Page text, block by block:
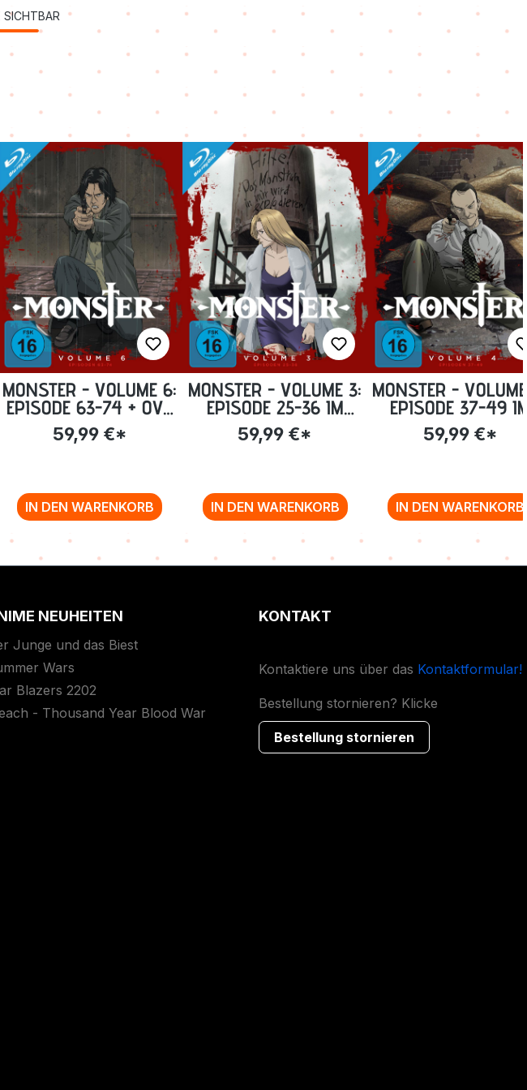
SICHTBAR
MONSTER - VOLUME 6:
EPISODE 63-74 + OVA
IM STEELBOOK [BLU-
RAY]
59,99 €*
IN DEN WARENKORB
MONSTER - VOLUME 3:
EPISODE 25-36 IM
STEELBOOK [BLU-RAY]
59,99 €*
IN DEN WARENKORB
MONSTER -
EPISODE 37-49
STEELBOOK [BLU-
59,99 €*
IN DEN WARENKORB
NEUHEITEN
Junge und das Biest
Wars
Blazers 2202
- Thousand Year Blood War
KONTAKT
Kontaktiere uns über das Kontaktformular!
Bestellung stornieren? Klicke
Bestellung stornieren